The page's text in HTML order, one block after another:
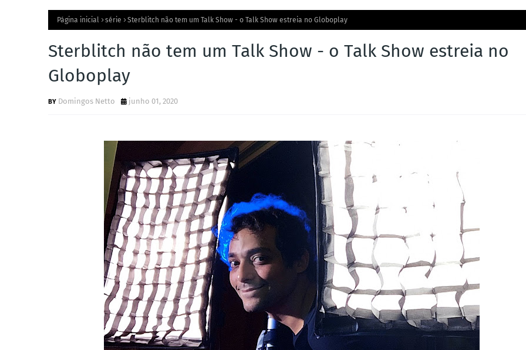
Página inicial série Sterblitch não tem um Talk Show - o Talk Show estreia no Globoplay
Sterblitch não tem um Talk Show - o Talk Show estreia no
Globoplay
Domingos Netto junho 01, 2020